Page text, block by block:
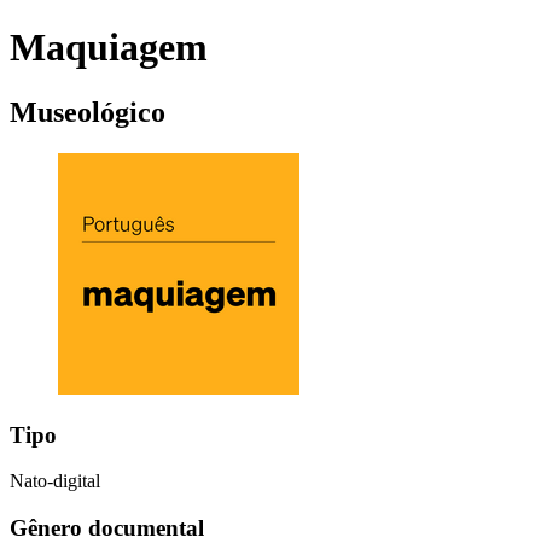
Maquiagem
Museológico
Tipo
Nato-digital
Gênero documental